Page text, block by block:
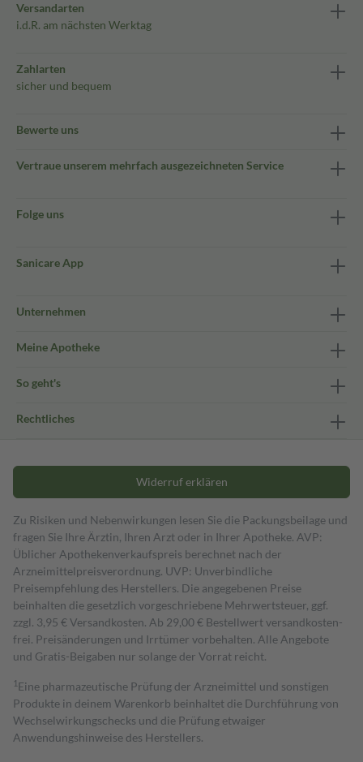
Versandarten
i.d.R. am nächsten Werktag
Zahlarten
sicher und bequem
Bewerte uns
Vertraue unserem mehrfach ausgezeichneten Service
Folge uns
Sanicare App
Unternehmen
Meine Apotheke
So geht's
Rechtliches
Widerruf erklären
Zu Risiken und Nebenwirkungen lesen Sie die Packungsbeilage und
fragen Sie Ihre Ärztin, Ihren Arzt oder in Ihrer Apotheke. AVP:
Üblicher Apothekenverkaufspreis berechnet nach der
Arzneimittelpreisverordnung. UVP: Unverbindliche
Preisempfehlung des Herstellers. Die angegebenen Preise
beinhalten die gesetzlich vorgeschriebene Mehrwertsteuer, ggf.
zzgl. 3,95 € Versandkosten. Ab 29,00 € Bestell­wert versand­kosten­
frei. Preisänderungen und Irrtümer vorbehalten. Alle Angebote
und Gratis-Beigaben nur solange der Vorrat reicht.
1 Eine pharmazeutische Prüfung der Arzneimittel und sonstigen
Produkte in deinem Warenkorb beinhaltet die Durchführung von
Wechselwirkungschecks und die Prüfung etwaiger
Anwendungshinweise des Herstellers.